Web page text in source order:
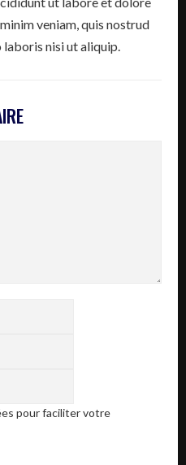
veniam, quis nostrud
nisi ut aliquip.
pour faciliter votre